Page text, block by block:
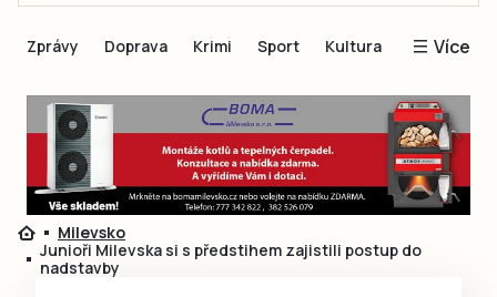
E-mail
Obnovit heslo
Přihlásit se
Ještě nemám účet, chci se
Zprávy Doprava Krimi Sport Kultura Více
Blogy
Inspirace
Čtenáři píší
Speciální přílohy
Milevsko
Junioři Milevska si s předstihem zajistili postup do
nadstavby